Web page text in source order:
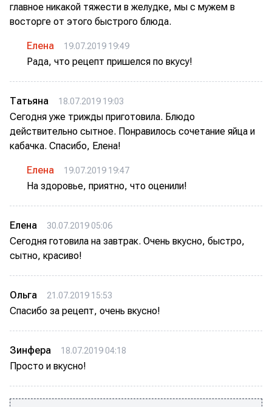
главное никакой тяжести в желудке, мы с мужем в
восторге от этого быстрого блюда.
Елена 19.07.2019 19:49
Рада, что рецепт пришелся по вкусу!
Татьяна 18.07.2019 19:03
Сегодня уже трижды приготовила. Блюдо
действительно сытное. Понравилось сочетание яйца и
кабачка. Спасибо, Елена!
Елена 19.07.2019 19:47
На здоровье, приятно, что оценили!
Елена 30.07.2019 05:06
Сегодня готовила на завтрак. Очень вкусно, быстро,
сытно, красиво!
Ольга 21.07.2019 15:53
Спасибо за рецепт, очень вкусно!
Зинфера 18.07.2019 04:18
Просто и вкусно!